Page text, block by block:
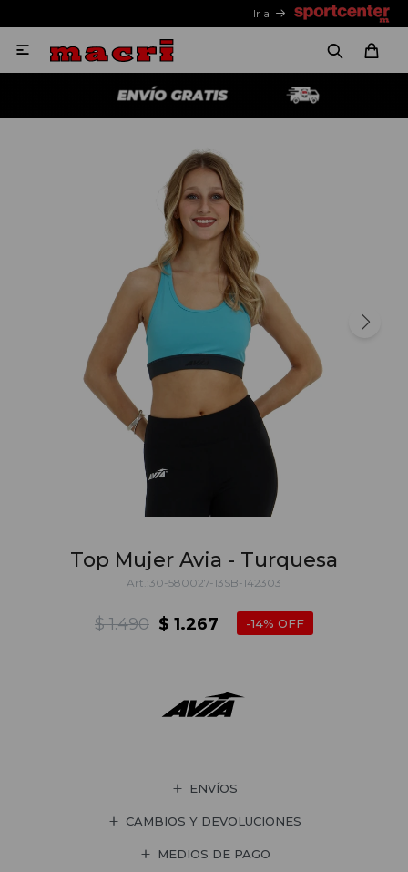
Ir a

Top Mujer Avia - Turquesa
30-580027-13SB-142303
$ 1.267
$ 1.490 14
ENVÍOS
CAMBIOS Y DEVOLUCIONES
MEDIOS DE PAGO